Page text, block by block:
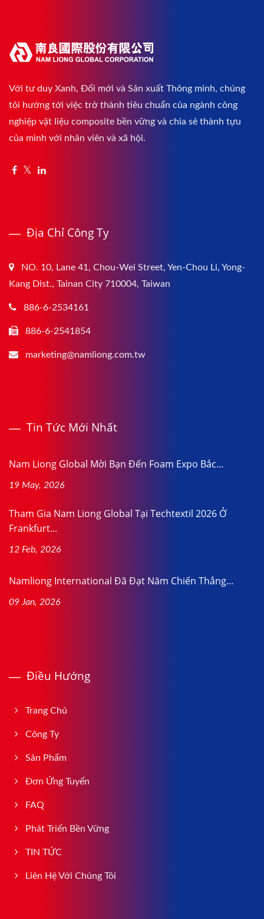
Với tư duy Xanh, Đổi mới và Sản xuất Thông minh, chúng
tôi hướng tới việc trở thành tiêu chuẩn của ngành công
nghiệp vật liệu composite bền vững và chia sẻ thành tựu
của mình với nhân viên và xã hội.
Địa Chỉ Công Ty
NO. 10, Lane 41, Chou-Wei Street, Yen-Chou Li, Yong-
Kang Dist., Tainan City 710004, Taiwan
886-6-2534161
886-6-2541854
marketing@namliong.com.tw
Tin Tức Mới Nhất
Nam Liong Global Mời Bạn Đến Foam Expo Bắc...
19 May, 2026
Tham Gia Nam Liong Global Tại Techtextil 2026 Ở
Frankfurt...
12 Feb, 2026
Namliong International Đã Đạt Năm Chiến Thắng...
09 Jan, 2026
Điều Hướng
Trang Chủ
Công Ty
Sản Phẩm
Đơn Ứng Tuyển
FAQ
Phát Triển Bền Vững
TIN TỨC
Liên Hệ Với Chúng Tôi